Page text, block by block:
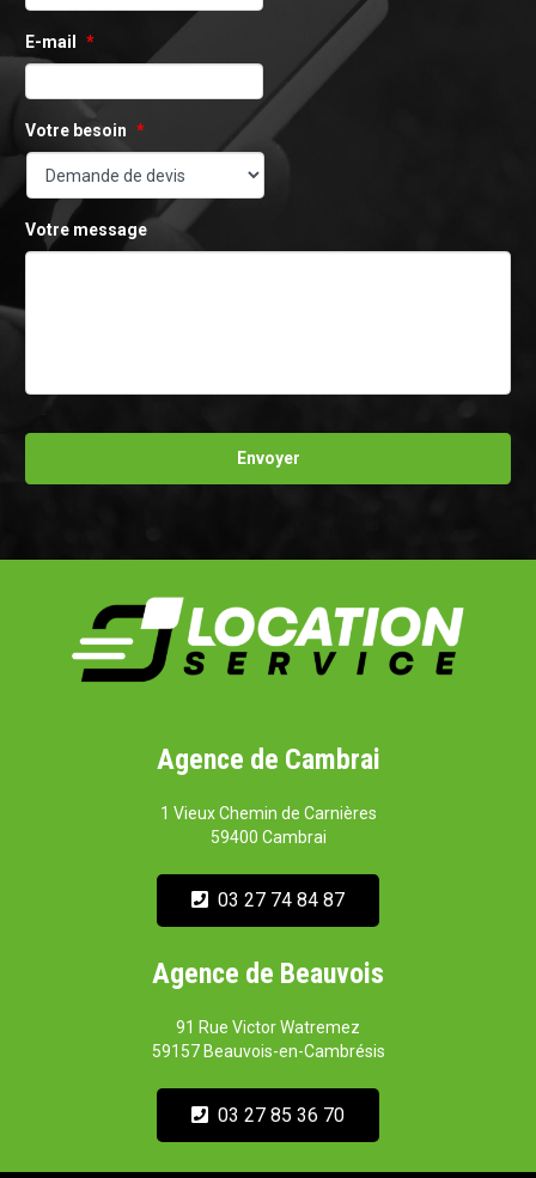
E-mail *
Votre besoin *
Votre message
Agence de Cambrai
1 Vieux Chemin de Carnières
59400 Cambrai
03 27 74 84 87
Agence de Beauvois
91 Rue Victor Watremez
59157 Beauvois-en-Cambrésis
03 27 85 36 70